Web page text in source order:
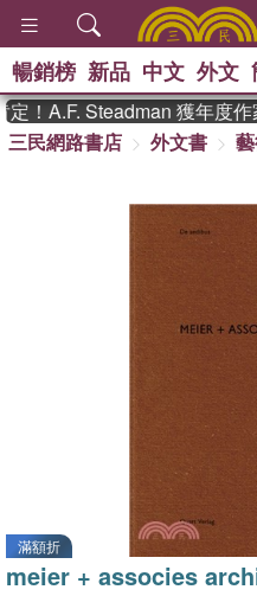
熱
偉
暢銷榜 新品 中文 外文
！A.F. Steadman 獲年度作
三民網路書店
外文書
滿額折
meier + associes